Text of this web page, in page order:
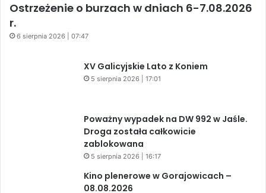
Ostrzeżenie o burzach w dniach 6-7.08.2026
r.
6 sierpnia 2026 | 07:47
XV Galicyjskie Lato z Koniem
5 sierpnia 2026 | 17:01
zablokowana
5 sierpnia 2026 | 16:17
Kino plenerowe w Gorajowicach –
5 sierpnia 2026 | 10:49